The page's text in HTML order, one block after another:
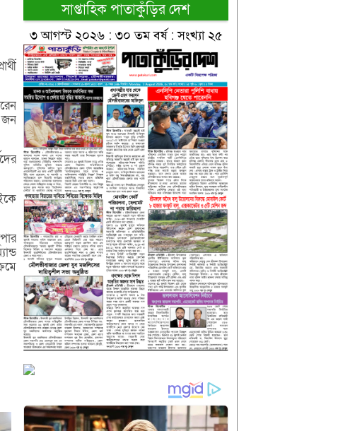
জন
সাপ্তাহিক পাতাকুঁড়ির দেশ
৩ আগস্ট ২০২৬ : ৩০ তম বর্ষ : সংখ্যা ২৫